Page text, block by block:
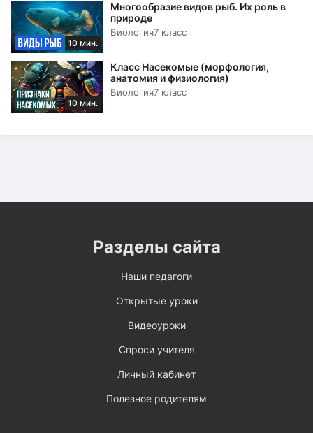
10 мин.
Многообразие видов рыб. Их роль в
природе
Биология7 класс
10 мин.
Класс Насекомые (морфология,
анатомия и физиология)
Биология7 класс
Разделы сайта
Наши педагоги
Открытые уроки
Видеоуроки
Спроси учителя
Личный кабинет
Полезное родителям